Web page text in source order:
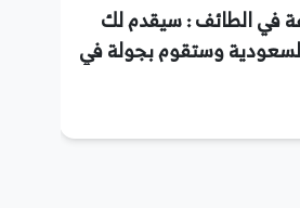
في الطائف : سيقدم لك
وستقوم بجولة في
الفاكهة وتناول